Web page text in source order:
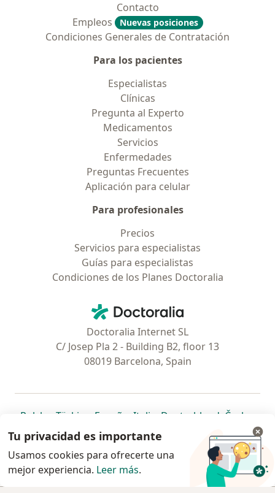
Contacto
Empleos
Nuevas posiciones
Condiciones Generales de Contratación
Para los pacientes
Especialistas
Clínicas
Pregunta al Experto
Medicamentos
Servicios
Enfermedades
Preguntas Frecuentes
Aplicación para celular
Para profesionales
Precios
Servicios para especialistas
Guías para especialistas
Condiciones de los Planes Doctoralia
Doctoralia - Página de inicio
Doctoralia Internet SL
C/ Josep Pla 2 - Building B2, floor 13
08019 Barcelona, Spain
Polska se abre en una nueva pestaña
Türkiye se abre en una nueva pestaña
España se abre en una nueva pestaña
Italia se abre en una nueva
Deutschlandse abre en
Česko
Portugal
se abre en una nueva pestaña
México se abre en una nueva pestaña
Chile se abre en una nueva pestaña
Brasil se abre en una nueva
se abre en
se
se abre en una nueva
www.doctoralia.pe © 2026 - Encuentra tu
Tu privacidad es importante
Usamos cookies para ofrecerte una
mejor experiencia. Leer más.